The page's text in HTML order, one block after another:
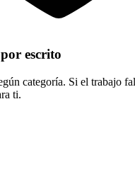
escrito
categoría. Si el trabajo
ti.